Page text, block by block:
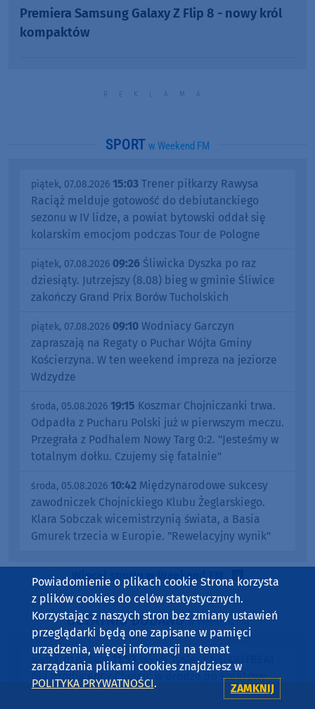
Premiera Samsung Galaxy Z Flip 8 - nowy król
kompaktów
SPORT w Weekend FM
piątek, 07.08.2026 15:03 Trener piłkarzy Rawysa
Raciąż melduje gotowość do debiutanckiego
sezonu w IV lidze, a powiat bytowski oddał się
kolarskim emocjom podczas Tour de Pologne
piątek, 07.08.2026 09:26 Śliwicka Dyszka po raz
dziesiąty. Jutrzejszy (8.08) bieg w gminie Śliwice
zakończy Grand Prix Borów Tucholskich
piątek, 07.08.2026 09:10 Wodniacy Garczyn
zapraszają na Regaty o Puchar Wójta Gminy
Kościerzyna. W ten weekend impreza na jeziorze
Wdzydze
środa, 05.08.2026 19:15 Koszmar Chojniczanki trwa.
Odpadła z Pucharu Polski już w pierwszym meczu.
Przegrała z Podhalem Nowy Targ 0:2. "Jesteśmy w
totalnym dołku. Czujemy się fatalnie"
środa, 05.08.2026 10:42 Międzynarodowe sukcesy
zawodniczek Chojnickiego Klubu Żeglarskiego.
Klara Sobczak wicemistrzynią świata, a Basia
Gmurek trzecia w Europie. "Rewelacyjny wynik"
Więcej sportu w Weekend FM
OSTATNIO DODANOw Weekend FM
piątek, 01.03.2024 11:53
Jakub Tysler czyli OUTBEAT -
DJ i producent z Chojnic w drodze po światowy
rozgłos. Dziś pojawił się w Weekend FM
Powiadomienie o plikach cookie Strona korzysta
z plików cookies do celów statystycznych.
Korzystając z naszych stron bez zmiany ustawień
przeglądarki będą one zapisane w pamięci
urządzenia, więcej informacji na temat
zarządzania plikami cookies znajdziesz w
POLITYKA PRYWATNOŚCI. ZAMKNIJ